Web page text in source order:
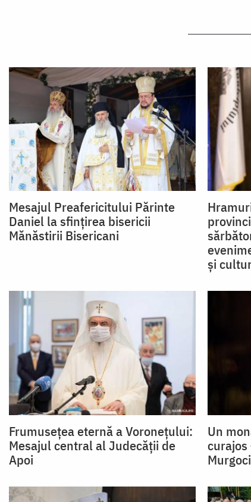
Mesajul Preafericitului Părinte
Daniel la sfinţirea bisericii
Mănăstirii Bisericani
şi
Frumuseţea eternă a Voroneţului:
Mesajul central al Judecăţii de
Apoi
Un
curajos